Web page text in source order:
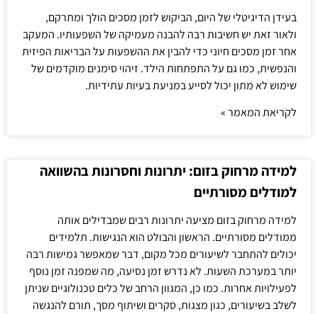
בעידן הדיגיטלי של היום, הביקוש לזמן מסכים הולך ומתרקם,
ולאור זאת יש חשיבות רבה להבנה מעמיקה של השפעותיו. המעקב
אחר זמן מסכים חיוני כדי להבין את ההשפעות על הבריאות הפיזית
והנפשית, כמו גם על התפתחות הילד. זיהוי סימנים מוקדמים של
שימוש לא מתון יכול לסייע במניעת בעיות עתידיות.
לקריאת המאמר »
למידה מרחוק בזום: יתרונות וחסרונות בהשוואה
למודלים מסורתיים
למידה מרחוק בזום מציעה יתרונות רבים שמבדילים אותה
ממודלים מסורתיים. הראשון והבולט הוא הנגישות. תלמידים
יכולים להתחבר לשיעורים מכל מקום, דבר שמאפשר גמישות רבה
יותר במערכת השעות. לא נדרש זמן נסיעה, מה שמפנה זמן נוסף
לפעילויות אחרות. כמו כן, המגוון הרחב של כלים טכנולוגיים שניתן
לשלב בשיעורים, כגון מצגות, סקרים ושיתוף מסך, תורם להנגשה